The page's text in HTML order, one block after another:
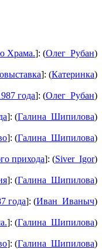
Храма.]: (Олег_Рубан)
]: (Катеринка)
года]: (Олег_Рубан)
]: (Галина_Шипилова)
]: (Галина_Шипилова)
прихода]: (Siver_Igor)
]: (Галина_Шипилова)
года]: (Иван_Иваныч)
]: (Галина_Шипилова)
]: (Галина_Шипилова)